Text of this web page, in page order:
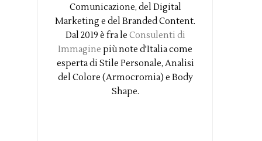
Comunicazione, del Digital
Marketing e del Branded Content.
Dal 2019 è fra le Consulenti di
Immagine più note d'Italia come
esperta di Stile Personale, Analisi
del Colore (Armocromia) e Body
Shape.